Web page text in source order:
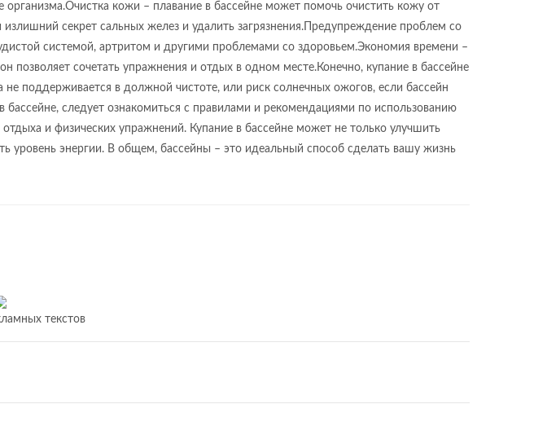
кожи – плавание в бассейне может помочь очистить кожу от
секрет сальных желез и удалить загрязнения.Предупреждение проблем со
системой, артритом и другими проблемами со здоровьем.Экономия времени –
позволяет сочетать упражнения и отдых в одном месте.Конечно, купание в бассейне
поддерживается в должной чистоте, или риск солнечных ожогов, если бассейн
следует ознакомиться с правилами и рекомендациями по использованию
и физических упражнений. Купание в бассейне может не только улучшить
уровень энергии. В общем, бассейны – это идеальный способ сделать вашу жизнь
текстов